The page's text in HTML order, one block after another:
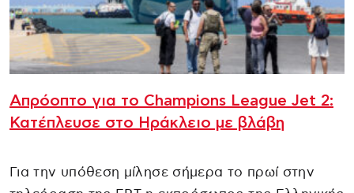
Απρόοπτο για το Champions League Jet 2:
Κατέπλευσε στο Ηράκλειο με βλάβη
Για την υπόθεση μίλησε σήμερα το πρωί στην